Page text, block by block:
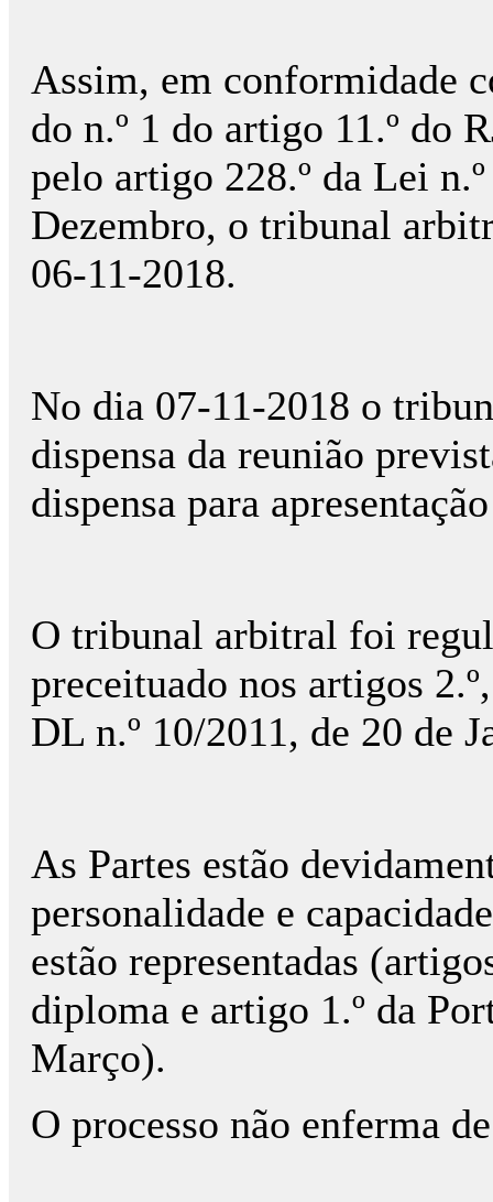
Assim, em conformidade
do n.º 1 do artigo 11.º do
pelo artigo 228.º da Lei
Dezembro, o tribunal
06-11-2018.
No dia 07-11-2018 o
dispensa da reunião
dispensa para
O tribunal arbitral foi
preceituado nos artigos
DL n.º 10/2011, de 20 de
As Partes estão
personalidade e
estão representadas
diploma e artigo 1.º da
Março).
O processo não enferma